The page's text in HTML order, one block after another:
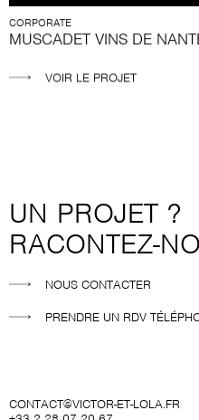
CORPORATE
MUSCADET VINS DE
VOIR LE PROJET
UN PROJET ?
RACONTEZ-
NOUS CONTACTER
PRENDRE UN RDV
CONTACT@VICTOR-ET-LOLA.FR